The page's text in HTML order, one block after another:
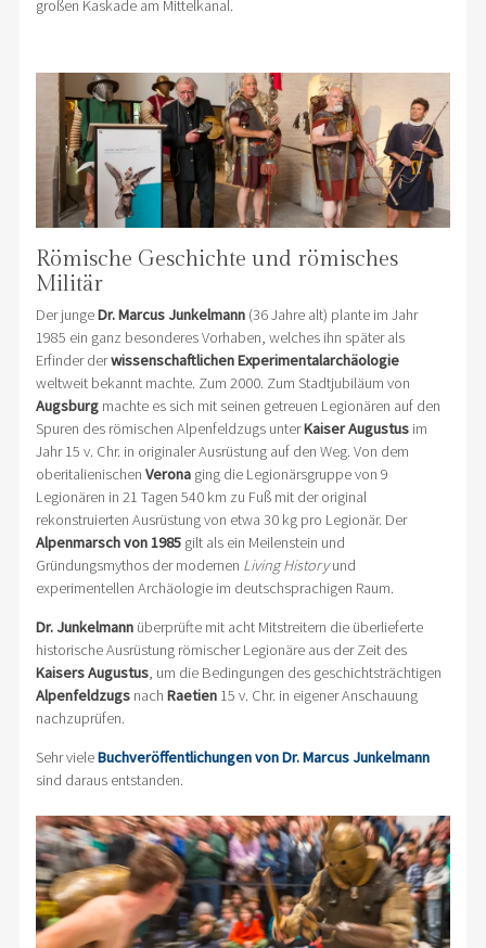
großen Kaskade am Mittelkanal.
Römische Geschichte und römisches
Militär
Der jungeDr. Marcus Junkelmann(36 Jahre alt) plante im Jahr
1985 ein ganz besonderes Vorhaben, welches ihn später als
Erfinder derwissenschaftlichen Experimentalarchäologie
weltweit bekannt machte. Zum 2000. Zum Stadtjubiläum von
Augsburgmachte es sich mit seinen getreuen Legionären auf den
Spuren des römischen Alpenfeldzugs unterKaiser Augustusim
Jahr 15 v. Chr. in originaler Ausrüstung auf den Weg. Von dem
oberitalienischen Veronaging die Legionärsgruppe von 9
Legionären in 21 Tagen 540 km zu Fuß mit der original
rekonstruierten Ausrüstung von etwa 30 kg pro Legionär. Der
Alpenmarsch von 1985gilt als ein Meilenstein und
Gründungsmythos der modernen Living Historyund
experimentellen Archäologie im deutschsprachigen Raum.
Dr. Junkelmannüberprüfte mit acht Mitstreitern die überlieferte
historische Ausrüstung römischer Legionäre aus der Zeit des
Kaisers Augustus, um die Bedingungen des geschichtsträchtigen
Alpenfeldzugsnach Raetien15 v. Chr. in eigener Anschauung
nachzuprüfen.
Sehr vieleBuchveröffentlichungen von Dr. Marcus Junkelmann
sind daraus entstanden.